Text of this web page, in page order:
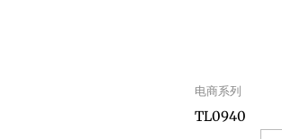
电商系列
TL0940